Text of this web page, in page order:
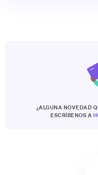
¿ALGUNA NOVEDAD
ESCRÍBENOS A